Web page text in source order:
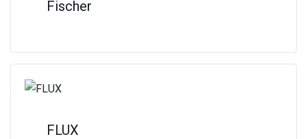
Fischer
FLUX